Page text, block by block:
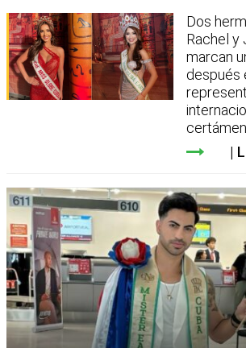
Dos
Rachel y
marcan
después